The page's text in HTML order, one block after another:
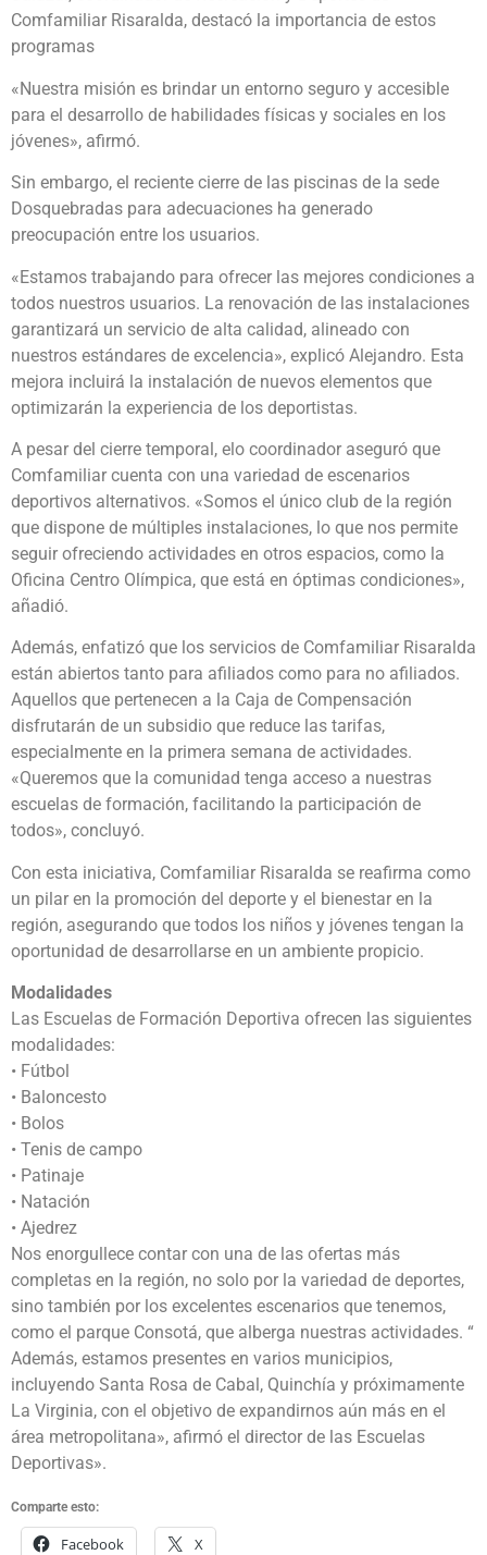
Comfamiliar Risaralda, destacó la importancia de estos
programas
«Nuestra misión es brindar un entorno seguro y accesible
para el desarrollo de habilidades físicas y sociales en los
jóvenes», afirmó.
Sin embargo, el reciente cierre de las piscinas de la sede
Dosquebradas para adecuaciones ha generado
preocupación entre los usuarios.
«Estamos trabajando para ofrecer las mejores condiciones a
todos nuestros usuarios. La renovación de las instalaciones
garantizará un servicio de alta calidad, alineado con
nuestros estándares de excelencia», explicó Alejandro. Esta
mejora incluirá la instalación de nuevos elementos que
optimizarán la experiencia de los deportistas.
A pesar del cierre temporal, elo coordinador aseguró que
Comfamiliar cuenta con una variedad de escenarios
deportivos alternativos. «Somos el único club de la región
que dispone de múltiples instalaciones, lo que nos permite
seguir ofreciendo actividades en otros espacios, como la
Oficina Centro Olímpica, que está en óptimas condiciones»,
añadió.
Además, enfatizó que los servicios de Comfamiliar Risaralda
están abiertos tanto para afiliados como para no afiliados.
Aquellos que pertenecen a la Caja de Compensación
disfrutarán de un subsidio que reduce las tarifas,
especialmente en la primera semana de actividades.
«Queremos que la comunidad tenga acceso a nuestras
escuelas de formación, facilitando la participación de
todos», concluyó.
Con esta iniciativa, Comfamiliar Risaralda se reafirma como
un pilar en la promoción del deporte y el bienestar en la
región, asegurando que todos los niños y jóvenes tengan la
oportunidad de desarrollarse en un ambiente propicio.
Modalidades
Las Escuelas de Formación Deportiva ofrecen las siguientes
modalidades:
• Fútbol
• Baloncesto
• Bolos
• Tenis de campo
• Patinaje
• Natación
• Ajedrez
Nos enorgullece contar con una de las ofertas más
completas en la región, no solo por la variedad de deportes,
sino también por los excelentes escenarios que tenemos,
como el parque Consotá, que alberga nuestras actividades. “
Además, estamos presentes en varios municipios,
incluyendo Santa Rosa de Cabal, Quinchía y próximamente
La Virginia, con el objetivo de expandirnos aún más en el
área metropolitana», afirmó el director de las Escuelas
Deportivas».
Comparte esto:
Facebook X